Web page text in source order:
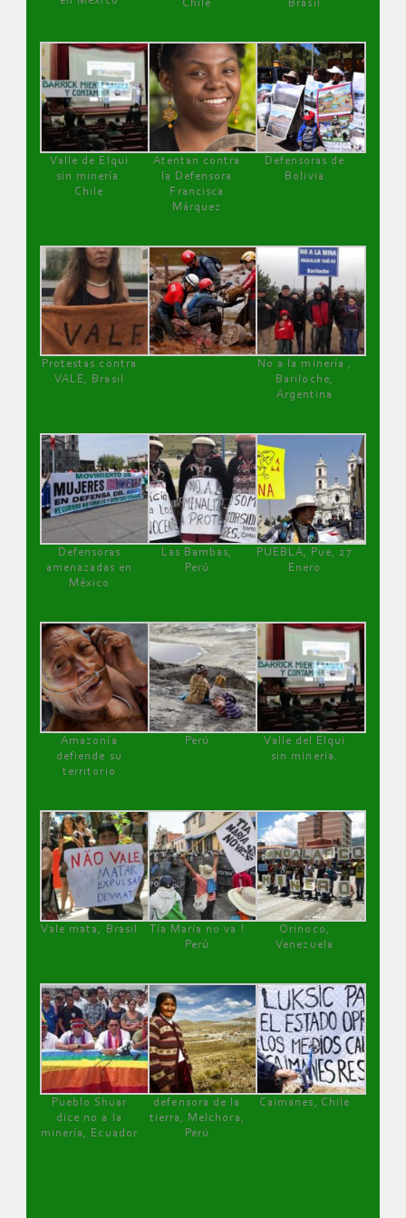
Chile
Brasil
Valle de Elqui
sin minería.
Chile
Atentan contra
la Defensora
Francisca
Márquez
Defensoras de
Bolivia
Protestas contra
VALE, Brasil
No a la minería ,
Bariloche,
Argentina
Defensoras
amenazadas en
México
Las Bambas,
Perú
PUEBLA, Pue, 27
Enero
Amazonía
defiende su
territorio
Perú
Valle del Elqui
sin minería.
Vale mata, Brasil
Tía María no va !
Perú
Orinoco,
Venezuela
Pueblo Shuar
dice no a la
minería, Ecuador
defensora de la
tierra, Melchora,
Perú
Caimanes, Chile